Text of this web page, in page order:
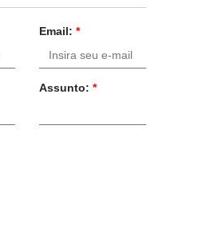
Email: *
Assunto: *